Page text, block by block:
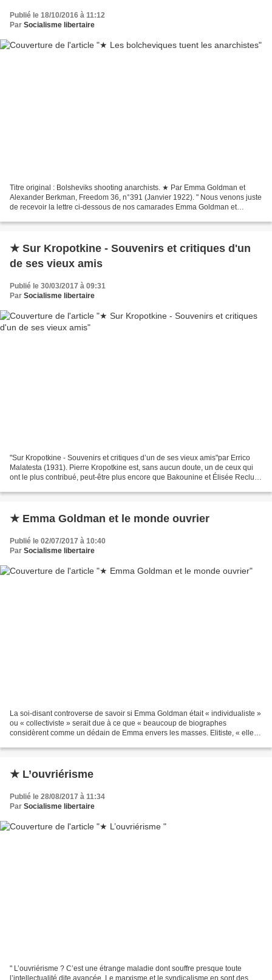
Publié le 18/10/2016 à 11:12
Par Socialisme libertaire
Titre original : Bolsheviks shooting anarchists. ★ Par Emma Goldman et
Alexander Berkman, Freedom 36, n°391 (Janvier 1922). " Nous venons juste
de recevoir la lettre ci-dessous de nos camarades Emma Goldman et
★ Sur Kropotkine - Souvenirs et critiques d'un
de ses vieux amis
Publié le 30/03/2017 à 09:31
Par Socialisme libertaire
"Sur Kropotkine - Souvenirs et critiques d’un de ses vieux amis"par Errico
Malatesta (1931). Pierre Kropotkine est, sans aucun doute, un de ceux qui
ont le plus contribué, peut-être plus encore que Bakounine et Élisée Reclus,
★ Emma Goldman et le monde ouvrier
Publié le 02/07/2017 à 10:40
Par Socialisme libertaire
La soi-disant controverse de savoir si Emma Goldman était « individualiste »
ou « collectiviste » serait due à ce que « beaucoup de biographes
considèrent comme un dédain de Emma envers les masses. Elitiste, « elle
★ L’ouvriérisme
Publié le 28/08/2017 à 11:34
Par Socialisme libertaire
" L’ouvriérisme ? C’est une étrange maladie dont souffre presque toute
l’intellectualité dite avancée. Le marxisme et le syndicalisme en sont des